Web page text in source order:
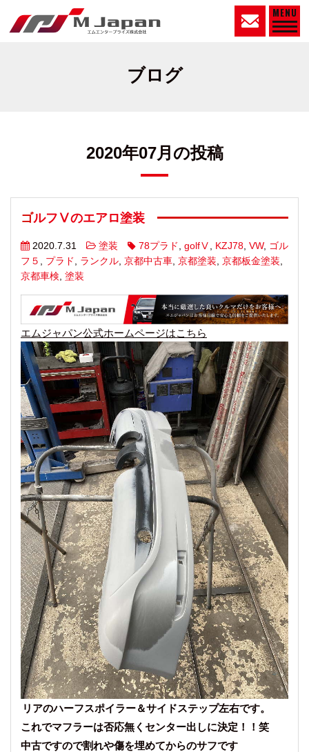
MENU
ブログ
2020年07月の投稿
ゴルフⅤのエアロ塗装
2020.7.31 塗装 78プラド , golfⅤ , KZJ78, VW, ゴル
フ５ , プラド , ランクル, 京都中古車, 京都塗装, 京都板金塗装,
京都車検, 塗装
エムジャパン公式ホームページはこちら
リアのハーフスポイラー＆サイドステップ左右です。
これでマフラーは否応無くセンター出しに決定！！笑
中古ですので割れや傷を埋めてからのサフです